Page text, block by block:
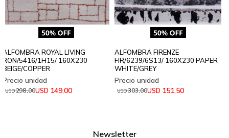
ALFOMBRA ROYAL LIVING
RON/5416/1H15/ 160X230
BEIGE/COPPER
USD 149,00
USD298,00
ALFOMBRA FIRENZE
FIR/6239/6S13/ 160X230 PAPER
WHITE/GREY
USD 151,50
USD303,00
Newsletter